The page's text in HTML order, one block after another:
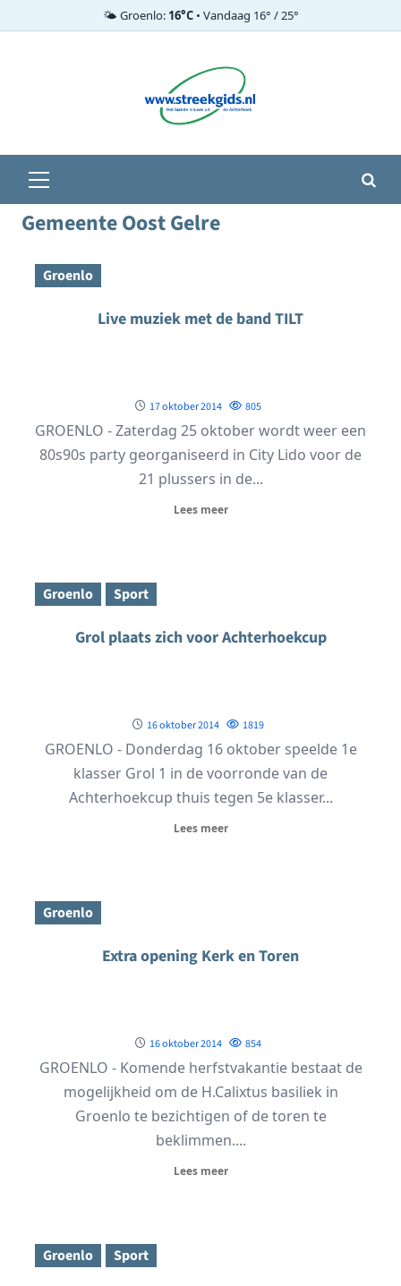
🌤️ Groenlo: 16°C• Vandaag 16° / 25°
menu
Gemeente Oost Gelre
Groenlo
Live muziek met de band TILT
17 oktober 2014 805
GROENLO - Zaterdag 25 oktober wordt weer een
80s90s party georganiseerd in City Lido voor de
21 plussers in de...
Lees meer
Groenlo Sport
Grol plaats zich voor Achterhoekcup
16 oktober 2014 1819
GROENLO - Donderdag 16 oktober speelde 1e
klasser Grol 1 in de voorronde van de
Achterhoekcup thuis tegen 5e klasser...
Lees meer
Groenlo
Extra opening Kerk en Toren
16 oktober 2014 854
GROENLO - Komende herfstvakantie bestaat de
mogelijkheid om de H.Calixtus basiliek in
Groenlo te bezichtigen of de toren te
beklimmen....
Lees meer
Groenlo Sport